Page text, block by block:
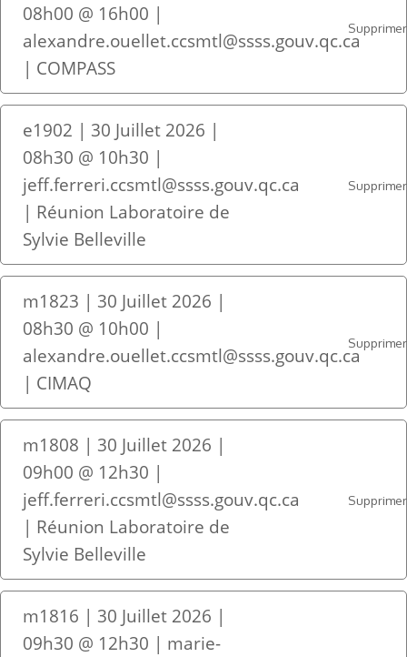
08h00 @ 16h00 |
alexandre.ouellet.ccsmtl@ssss.gouv.qc.ca
| COMPASS
Supprimer
e1902 | 30 Juillet 2026 |
08h30 @ 10h30 |
jeff.ferreri.ccsmtl@ssss.gouv.qc.ca
| Réunion Laboratoire de
Sylvie Belleville
Supprimer
m1823 | 30 Juillet 2026 |
08h30 @ 10h00 |
alexandre.ouellet.ccsmtl@ssss.gouv.qc.ca
| CIMAQ
Supprimer
m1808 | 30 Juillet 2026 |
09h00 @ 12h30 |
jeff.ferreri.ccsmtl@ssss.gouv.qc.ca
| Réunion Laboratoire de
Sylvie Belleville
Supprimer
m1816 | 30 Juillet 2026 |
09h30 @ 12h30 | marie-